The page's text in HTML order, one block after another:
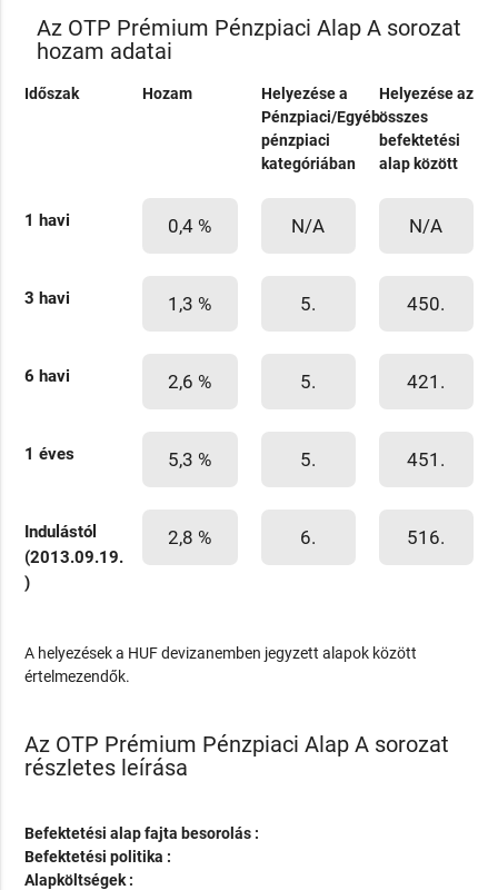
Az OTP Prémium Pénzpiaci Alap A sorozat
hozam adatai
Időszak Hozam
Helyezése a
Pénzpiaci/Egyéb
pénzpiaci
kategóriában
Helyezése az
összes
befektetési
alap között
1 havi 0,4 % N/A N/A
3 havi 1,3 % 5. 450.
6 havi 2,6 % 5. 421.
1 éves 5,3 % 5. 451.
Indulástól
(2013.09.19.
)
2,8 % 6. 516.
A helyezések a HUF devizanemben jegyzett alapok között
értelmezendők.
Az OTP Prémium Pénzpiaci Alap A sorozat
részletes leírása
Befektetési alap fajta besorolás :
Befektetési politika :
Alapköltségek :